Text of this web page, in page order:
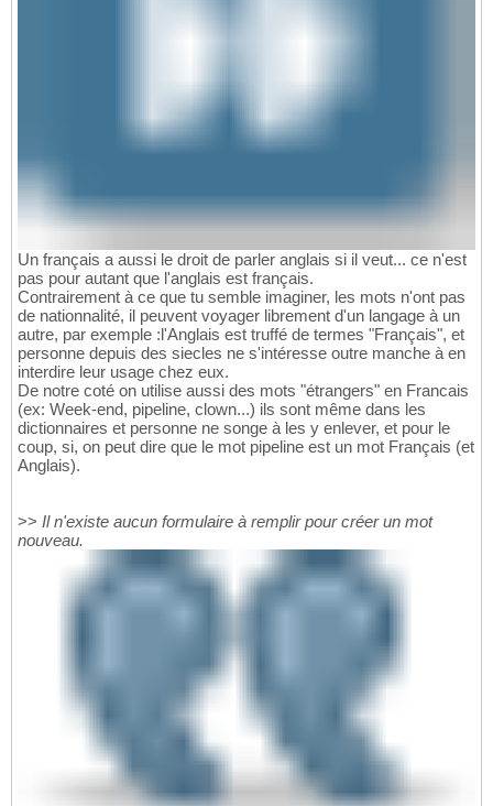
Un français a aussi le droit de parler anglais si il veut... ce n'est
pas pour autant que l'anglais est français.
Contrairement à ce que tu semble imaginer, les mots n'ont pas
de nationnalité, il peuvent voyager librement d'un langage à un
autre, par exemple :l'Anglais est truffé de termes "Français", et
personne depuis des siecles ne s'intéresse outre manche à en
interdire leur usage chez eux.
De notre coté on utilise aussi des mots "étrangers" en Francais
(ex: Week-end, pipeline, clown...) ils sont même dans les
dictionnaires et personne ne songe à les y enlever, et pour le
coup, si, on peut dire que le mot pipeline est un mot Français (et
Anglais).
>> Il n'existe aucun formulaire à remplir pour créer un mot
nouveau.